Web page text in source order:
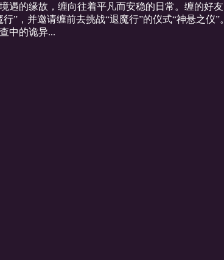
遇的缘故，缠向往着平凡而安稳的日常。缠的好
行”，并邀请缠前去挑战“退魔行”的仪式“神悬之
中的诡异...